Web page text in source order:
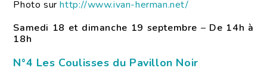
Photo surhttp://www.ivan-herman.net/
Samedi 18 et dimanche 19 septembre – De 14h à
18h
N°4 Les Coulisses du Pavillon Noir